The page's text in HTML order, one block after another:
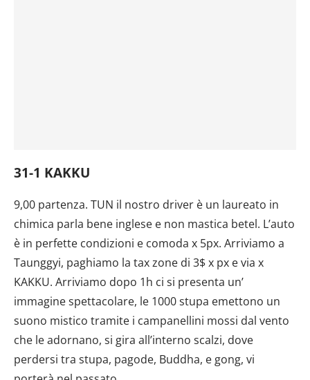
31-1 KAKKU
9,00 partenza. TUN il nostro driver è un laureato in
chimica parla bene inglese e non mastica betel. L’auto
è in perfette condizioni e comoda x 5px. Arriviamo a
Taunggyi, paghiamo la tax zone di 3$ x px e via x
KAKKU. Arriviamo dopo 1h ci si presenta un’
immagine spettacolare, le 1000 stupa emettono un
suono mistico tramite i campanellini mossi dal vento
che le adornano, si gira all’interno scalzi, dove
perdersi tra stupa, pagode, Buddha, e gong, vi